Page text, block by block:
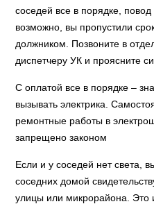
соседей все в порядке, повод
возможно, вы пропустили
должником. Позвоните в
диспетчеру УК и проясните
С оплатой все в порядке –
вызывать электрика.
ремонтные работы в
запрещено законом
Если и у соседей нет света,
соседних домой
улицы или микрорайона. Это